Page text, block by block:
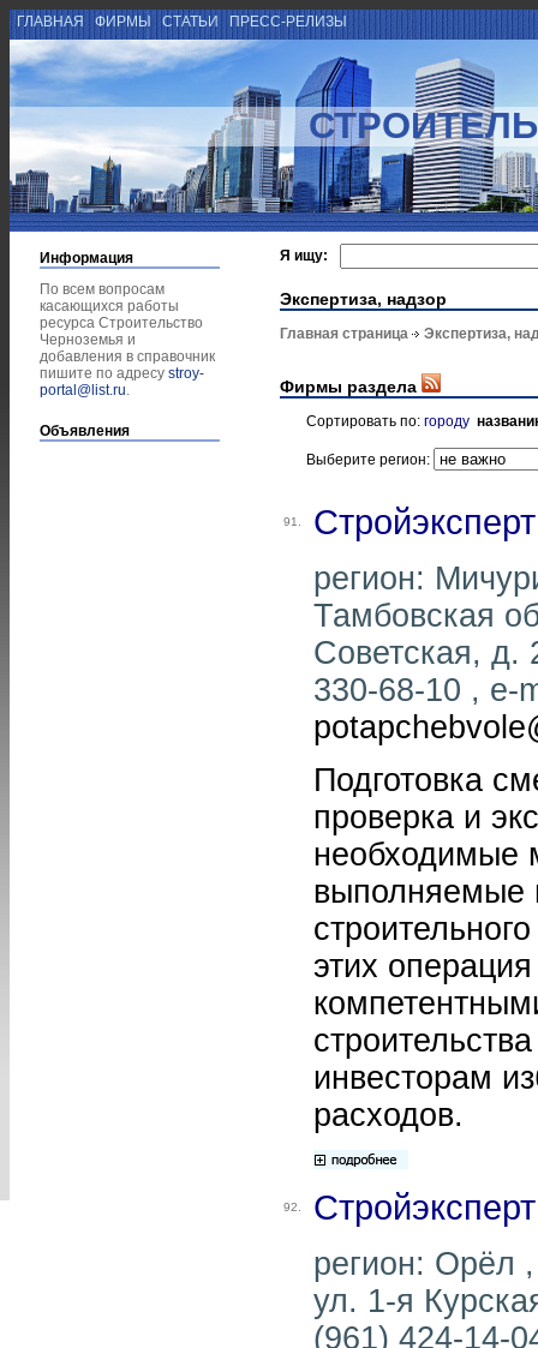
ГЛАВНАЯ ФИРМЫ СТАТЬИ ПРЕСС-РЕЛИЗЫ
Информация
По всем вопросам
касающихся работы
ресурса Строительство
Черноземья и
добавления в справочник
пишите по адресу stroy-
portal@list.ru.
Объявления
Я ищу:
Экспертиза, надзор
Главная страница Экспертиза,
Фирмы раздела
Сортировать по: городу
Выберите регион:
91.
регион:
Тамбовская
Советская, д.
330-68-10 , e-
Подготовка
проверка и
необходимые
выполняемые
этих
инвесторам
расходов.
92.
регион: Орёл
ул. 1-я
(961) 424-14-